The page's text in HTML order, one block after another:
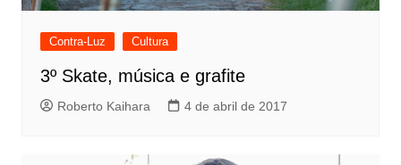
Contra-Luz Cultura
3º Skate, música e grafite
Roberto Kaihara 4 de abril de 2017